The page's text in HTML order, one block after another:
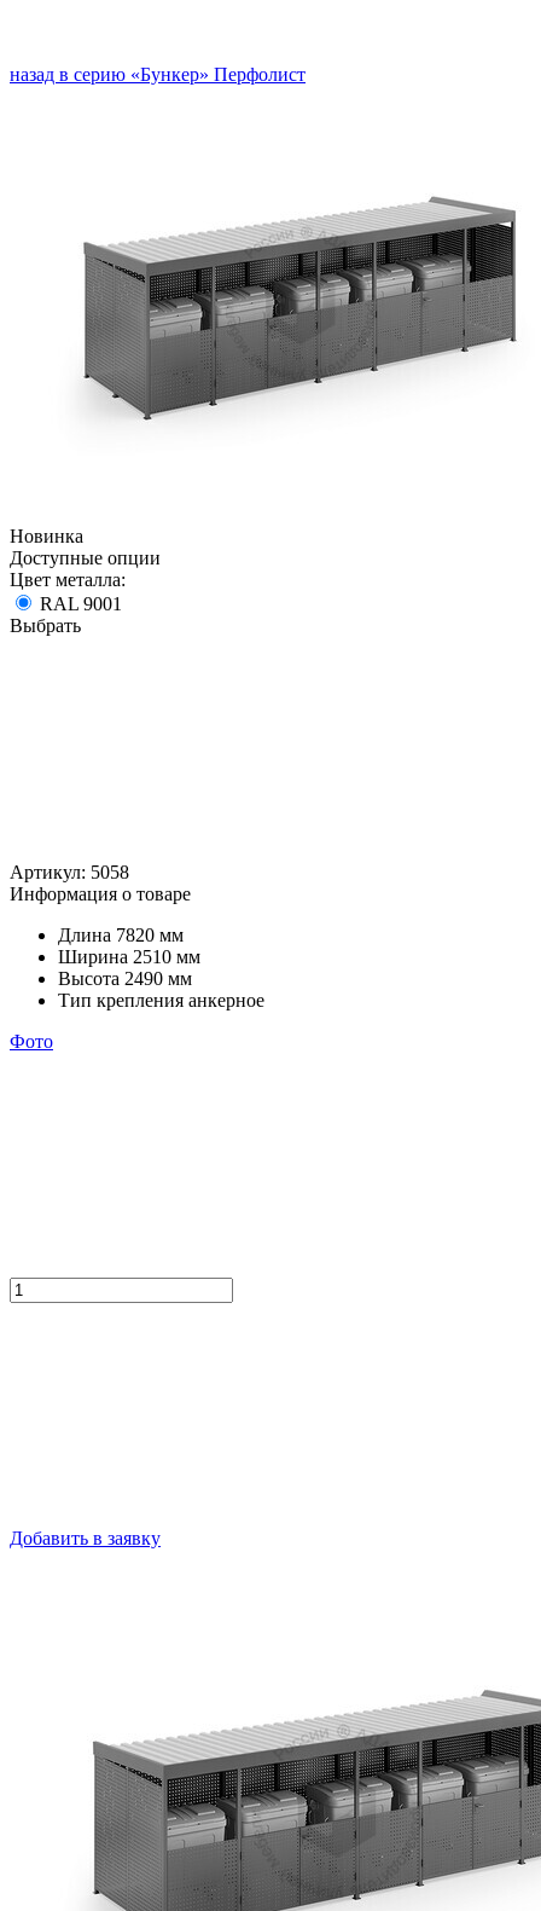
назад в серию «Бункер» Перфолист
Новинка
Доступные опции
Цвет металла:
RAL 9001
Выбрать
Артикул: 5058
Информация о товаре
Длина 7820 мм
Ширина 2510 мм
Высота 2490 мм
Тип крепления анкерное
Фото
Добавить в заявку